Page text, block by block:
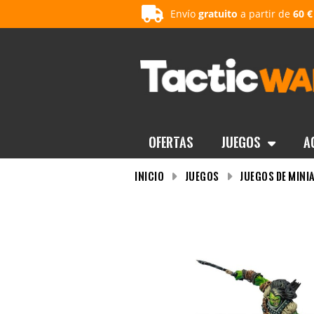
Envío gratuito a partir de 60 €
OFERTAS Juegos
INICIO Juegos Juegos de